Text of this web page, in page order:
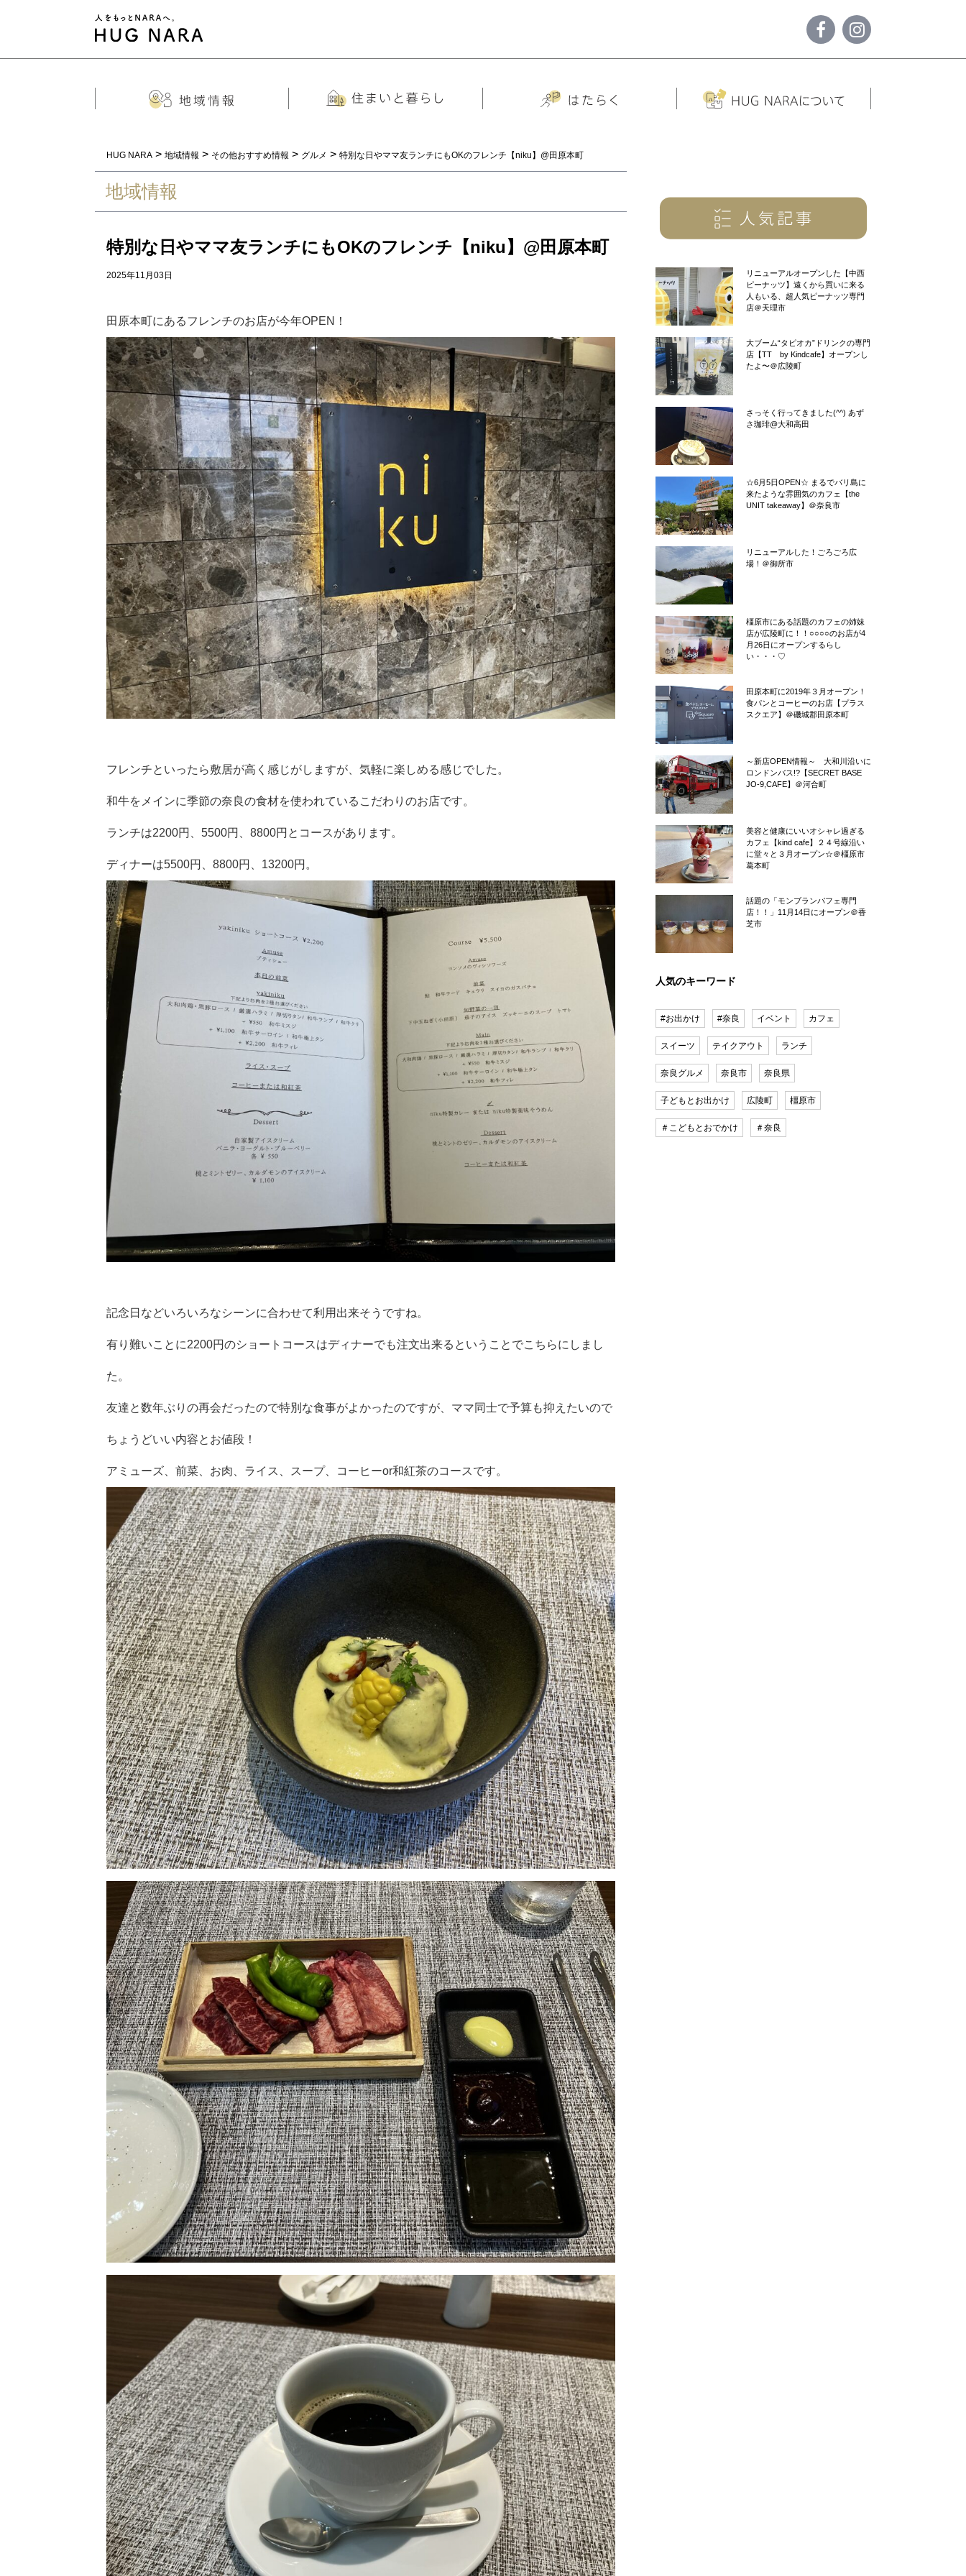
HUG NARA > 地域情報 > その他おすすめ情報 > グルメ > 特別な日やママ友ランチにもOKのフレンチ【niku】@田原本町
地域情報
特別な日やママ友ランチにもOKのフレンチ【niku】@田原本町
2025年11月03日
田原本町にあるフレンチのお店が今年OPEN！
フレンチといったら敷居が高く感じがしますが、気軽に楽しめる感じでした。
和牛をメインに季節の奈良の食材を使われているこだわりのお店です。
ランチは2200円、5500円、8800円とコースがあります。
ディナーは5500円、8800円、13200円。
記念日などいろいろなシーンに合わせて利用出来そうですね。
有り難いことに2200円のショートコースはディナーでも注文出来るということでこちらにしまし
た。
友達と数年ぶりの再会だったので特別な食事がよかったのですが、ママ同士で予算も抑えたいので
ちょうどいい内容とお値段！
アミューズ、前菜、お肉、ライス、スープ、コーヒーor和紅茶のコースです。
リニューアルオープンした【中西
ピーナッツ】遠くから買いに来る
人もいる、超人気ピーナッツ専門
店＠天理市
大ブーム“タピオカ”ドリンクの専門
店【TT by Kindcafe】オープンし
たよ〜＠広陵町
さっそく行ってきました(^^) あず
さ珈琲@大和高田
☆6月5日OPEN☆ まるでバリ島に
来たような雰囲気のカフェ【the
UNIT takeaway】＠奈良市
リニューアルした！ごろごろ広
場！＠御所市
橿原市にある話題のカフェの姉妹
店が広陵町に！！○○○○のお店が4
月26日にオープンするらし
い・・・♡
田原本町に2019年３月オープン！
食パンとコーヒーのお店【プラス
スクエア】＠磯城郡田原本町
～新店OPEN情報～ 大和川沿いに
ロンドンバス!?【SECRET BASE
JO-9,CAFE】＠河合町
美容と健康にいいオシャレ過ぎる
カフェ【kind cafe】２４号線沿い
に堂々と３月オープン☆＠橿原市
葛本町
話題の「モンブランパフェ専門
店！！」11月14日にオープン＠香
芝市
人気のキーワード
#お出かけ #奈良 イベント カフェ
スイーツ テイクアウト ランチ
奈良グルメ 奈良市 奈良県
子どもとお出かけ 広陵町 橿原市
＃こどもとおでかけ ＃奈良